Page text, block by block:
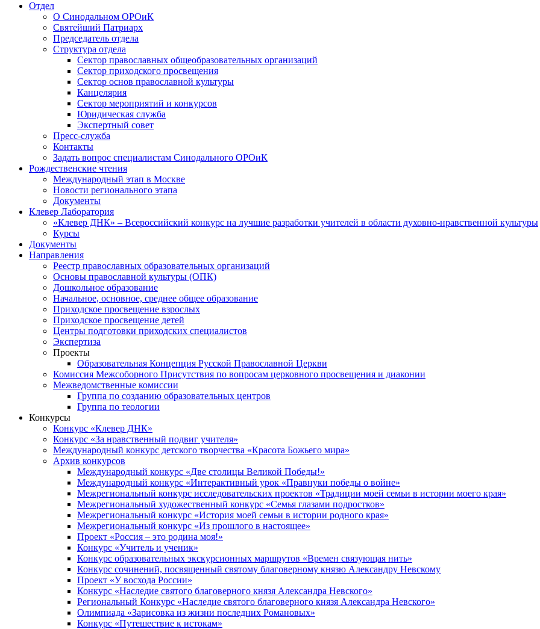
Отдел
О Синодальном ОРОиК
Святейший Патриарх
Председатель отдела
Структура отдела
Сектор православных общеобразовательных организаций
Сектор приходского просвещения
Сектор основ православной культуры
Канцелярия
Сектор мероприятий и конкурсов
Юридическая служба
Экспертный совет
Пресс-служба
Контакты
Задать вопрос специалистам Синодального ОРОиК
Рождественские чтения
Международный этап в Москве
Новости регионального этапа
Документы
Клевер Лаборатория
«Клевер ДНК» – Всероссийский конкурс на лучшие разработки учителей в области духовно-нравственной культуры
Курсы
Документы
Направления
Реестр православных образовательных организаций
Основы православной культуры (ОПК)
Дошкольное образование
Начальное, основное, среднее общее образование
Приходское просвещение взрослых
Приходское просвещение детей
Центры подготовки приходских специалистов
Экспертиза
Проекты
Образовательная Концепция Русской Православной Церкви
Комиссия Межсоборного Присутствия по вопросам церковного просвещения и диаконии
Межведомственные комиссии
Группа по созданию образовательных центров
Группа по теологии
Конкурсы
Конкурс «Клевер ДНК»
Конкурс «За нравственный подвиг учителя»
Международный конкурс детского творчества «Красота Божьего мира»
Архив конкурсов
Международный конкурс «Две столицы Великой Победы!»
Международный конкурс «Интерактивный урок «Правнуки победы о войне»
Межрегиональный конкурс исследовательских проектов «Традиции моей семьи в истории моего края»
Межрегиональный художественный конкурс «Семья глазами подростков»
Межрегиональный конкурс «История моей семьи в истории родного края»
Межрегиональный конкурс «Из прошлого в настоящее»
Проект «Россия – это родина моя!»
Конкурс «Учитель и ученик»
Конкурс образовательных экскурсионных маршрутов «Времен связующая нить»
Конкурс сочинений, посвященный святому благоверному князю Александру Невскому
Проект «У восхода России»
Конкурс «Наследие святого благоверного князя Александра Невского»
Региональный Конкурс «Наследие святого благоверного князя Александра Невского»
Олимпиада «Зарисовка из жизни последних Романовых»
Конкурс «Путешествие к истокам»